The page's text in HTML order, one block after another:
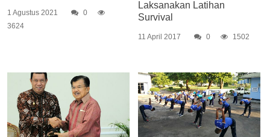
1 Agustus 2021
0
3624
Laksanakan Latihan
Survival
11 April 2017 0 1502